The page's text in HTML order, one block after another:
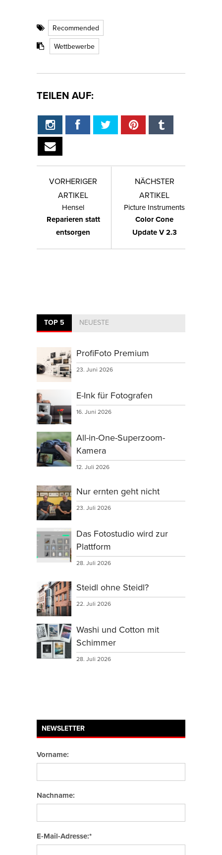
Recommended
Wettbewerbe
TEILEN AUF:
VORHERIGER
ARTIKEL
Hensel
Reparieren statt
entsorgen
NÄCHSTER
ARTIKEL
Picture Instruments
Color Cone
Update V 2.3
TOP 5 NEUESTE
ProfiFoto Premium
23. Juni 2026
E-Ink für Fotografen
16. Juni 2026
All-in-One-Superzoom-
Kamera
12. Juli 2026
Nur ernten geht nicht
23. Juli 2026
Das Fotostudio wird zur
Plattform
28. Juli 2026
Steidl ohne Steidl?
22. Juli 2026
Washi und Cotton mit
Schimmer
28. Juli 2026
NEWSLETTER
Vorname:
Nachname:
E-Mail-Adresse:*